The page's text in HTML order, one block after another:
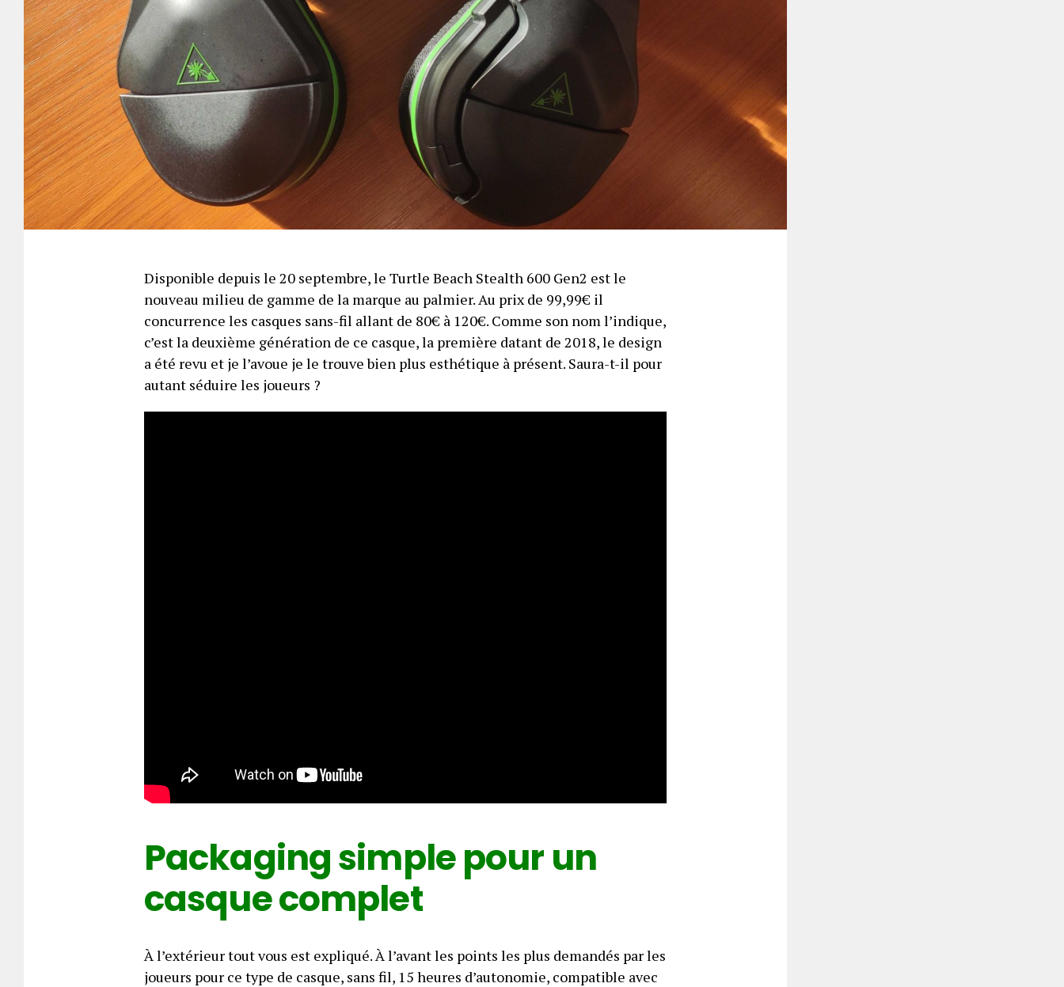
Disponible depuis le 20 septembre, le Turtle Beach Stealth 600 Gen2 est le
nouveau milieu de gamme de la marque au palmier. Au prix de 99,99€ il
concurrence les casques sans-fil allant de 80€ à 120€. Comme son nom l’indique,
c’est la deuxième génération de ce casque, la première datant de 2018, le design
a été revu et je l’avoue je le trouve bien plus esthétique à présent. Saura-t-il pour
autant séduire les joueurs ?
Packaging simple pour un
casque complet
À l’extérieur tout vous est expliqué. À l’avant les points les plus demandés par les
joueurs pour ce type de casque, sans fil, 15 heures d’autonomie, compatible avec